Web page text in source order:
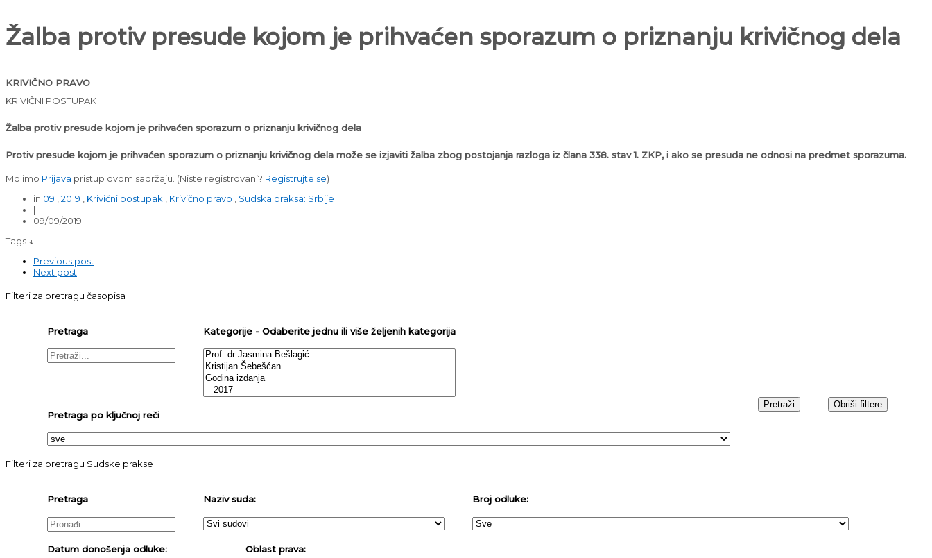
Žalba protiv presude kojom je prihvaćen sporazum o priznanju krivičnog dela
KRIVIČNO PRAVO
KRIVIČNI POSTUPAK
Žalba protiv presude kojom je prihvaćen sporazum o priznanju krivičnog dela
Protiv presude kojom je prihvaćen sporazum o priznanju krivičnog dela može se izjaviti žalba zbog postojanja razloga iz člana 338. stav 1. ZKP, i ako se presuda ne odnosi na predmet sporazuma.
Molimo Prijava pristup ovom sadržaju. (Niste registrovani? Registrujte se)
in 09 2019 Krivični postupak Krivično pravo
Sudska praksa: Srbije
|
09/09/2019
Tags ↓
Previous post
Next post
Filteri za pretragu časopisa
Pretraga Kategorije - Odaberite jednu ili više željenih kategorija
Pretraga po ključnoj reči
Filteri za pretragu Sudske prakse
Pretraga Naziv suda: Broj odluke:
Datum donošenja odluke: Oblast prava: